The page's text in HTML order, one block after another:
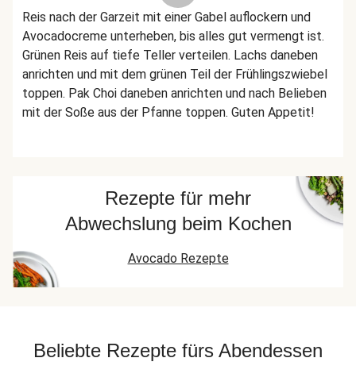
Reis nach der Garzeit mit einer Gabel auflockern und
Avocadocreme unterheben, bis alles gut vermengt ist.
Grünen Reis auf tiefe Teller verteilen. Lachs daneben
anrichten und mit dem grünen Teil der Frühlingszwiebel
toppen. Pak Choi daneben anrichten und nach Belieben
mit der Soße aus der Pfanne toppen. Guten Appetit!
Rezepte für mehr
Abwechslung beim Kochen
Avocado Rezepte
Beliebte Rezepte fürs Abendessen